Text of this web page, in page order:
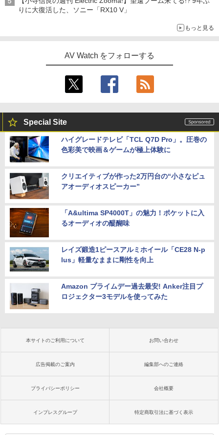
りに大復活した、ソニー「RX10 V」
もっと見る
AV Watch をフォローする
Special Site
ハイグレードテレビ「TCL Q7D Pro」。圧巻の
色彩美で映画＆ゲームが極上体験に
クリエイティブが作った2万円台の“小さなピュ
アオーディオスピーカー”
「A&ultima SP4000T」の魅力！ポケットに入
るオーディオの醍醐味
レイズ鍛造1ピースアルミホイール「CE28 N-p
lus」軽量なままに剛性を向上
Amazon プライムデー過去最安! Anker注目プ
ロジェクター3モデルを使ってみた
本サイトのご利用について お問い合わせ
広告掲載のご案内 編集部へのご連絡
プライバシーポリシー 会社概要
インプレスグループ 特定商取引法に基づく表示